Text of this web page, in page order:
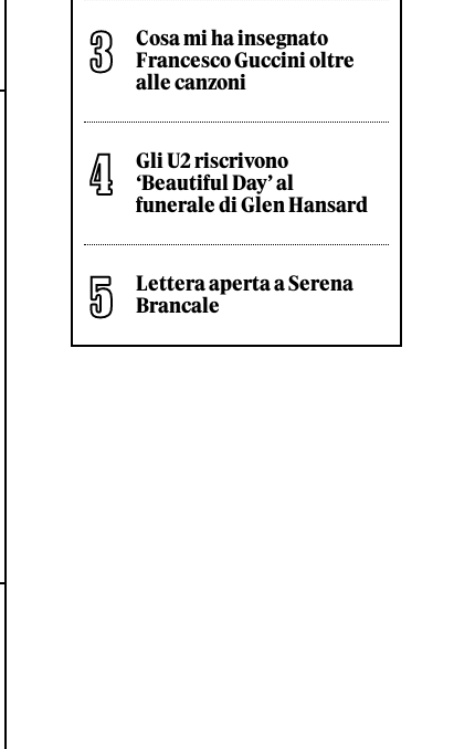
Cosa mi ha insegnato
Francesco Guccini oltre
alle canzoni
Gli U2 riscrivono
‘Beautiful Day’ al
funerale di Glen Hansard
Lettera aperta a Serena
Brancale